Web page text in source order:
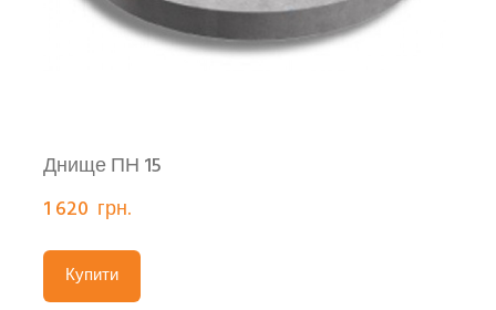
Днище ПН 15
1 620  грн.
Купити